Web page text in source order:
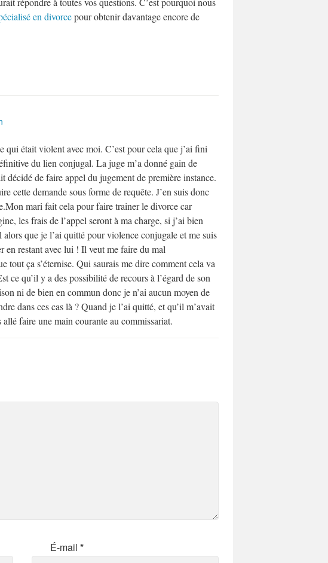
en divorcepour obtenir davantage encore de
qui était violent avec moi. C’est pour cela que j’ai fini
du lien conjugal. La juge m’a donné gain de
décidé de faire appel du jugement de première instance.
cette demande sous forme de requête. J’en suis donc
mari fait cela pour faire trainer le divorce car
les frais de l’appel seront à ma charge, si j’ai bien
alors que je l’ai quitté pour violence conjugale et me suis
en restant avec lui ! Il veut me faire du mal
tout ça s’éternise. Qui saurais me dire comment cela va
ce qu’il y a des possibilité de recours à l’égard de son
ni de bien en commun donc je n’ai aucun moyen de
dans ces cas là ? Quand je l’ai quitté, et qu’il m’avait
faire une main courante au commissariat.
É-mail*